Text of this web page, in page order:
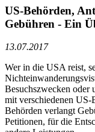
US-Behörden,
Gebühren - Ein
13.07.2017
Wer in die USA reist,
Besuchszwecken oder
mit verschiedenen US-
Behörden verlangt
Petitionen, für die